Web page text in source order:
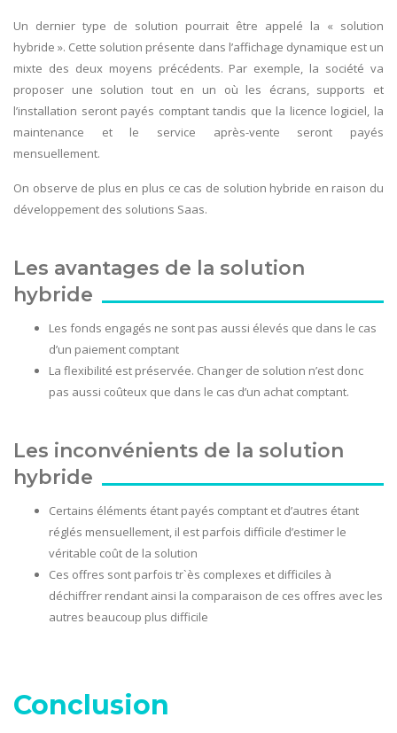
Un dernier type de solution pourrait être appelé la « solution
hybride ». Cette solution présente dans l’affichage dynamique est un
mixte des deux moyens précédents. Par exemple, la société va
proposer une solution tout en un où les écrans, supports et
l’installation seront payés comptant tandis que la licence logiciel, la
maintenance et le service après-vente seront payés
mensuellement.
On observe de plus en plus ce cas de solution hybride en raison du
développement des solutions Saas.
Les avantages de la solution
hybride
Les fonds engagés ne sont pas aussi élevés que dans le cas
d’un paiement comptant
La flexibilité est préservée. Changer de solution n’est donc
pas aussi coûteux que dans le cas d’un achat comptant.
Les inconvénients de la solution
hybride
Certains éléments étant payés comptant et d’autres étant
réglés mensuellement, il est parfois difficile d’estimer le
véritable coût de la solution
Ces offres sont parfois tr`ès complexes et difficiles à
déchiffrer rendant ainsi la comparaison de ces offres avec les
autres beaucoup plus difficile
Conclusion